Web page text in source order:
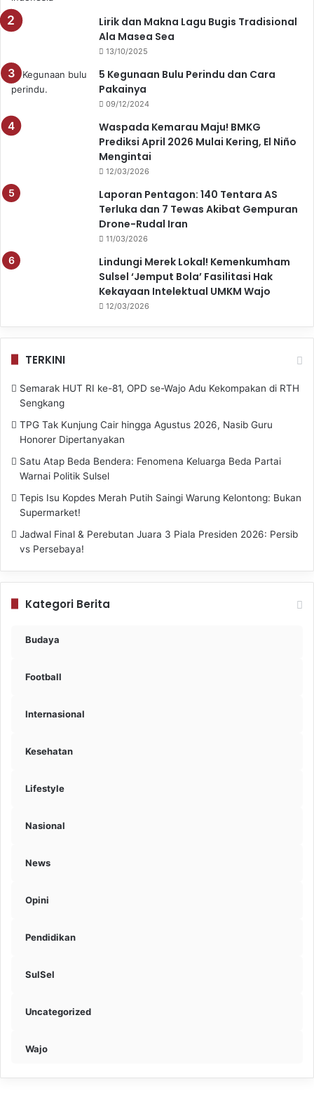
Lirik dan Makna Lagu Bugis Tradisional
Ala Masea Sea
13/10/2025
5 Kegunaan Bulu Perindu dan Cara
Pakainya
09/12/2024
Waspada Kemarau Maju! BMKG
Prediksi April 2026 Mulai Kering, El Niño
Mengintai
12/03/2026
Laporan Pentagon: 140 Tentara AS
Terluka dan 7 Tewas Akibat Gempuran
Drone-Rudal Iran
11/03/2026
Lindungi Merek Lokal! Kemenkumham
Sulsel ‘Jemput Bola’ Fasilitasi Hak
Kekayaan Intelektual UMKM Wajo
12/03/2026
TERKINI
Semarak HUT RI ke-81, OPD se-Wajo Adu Kekompakan di RTH
Sengkang
TPG Tak Kunjung Cair hingga Agustus 2026, Nasib Guru
Honorer Dipertanyakan
Satu Atap Beda Bendera: Fenomena Keluarga Beda Partai
Warnai Politik Sulsel
Tepis Isu Kopdes Merah Putih Saingi Warung Kelontong: Bukan
Supermarket!
Jadwal Final & Perebutan Juara 3 Piala Presiden 2026: Persib
vs Persebaya!
Kategori Berita
Budaya
Football
Internasional
Kesehatan
Lifestyle
Nasional
News
Opini
Pendidikan
SulSel
Uncategorized
Wajo